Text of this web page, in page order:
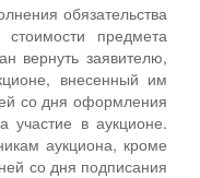
обязательства
предмета
вернуть заявителю,
внесенный им
со дня оформления
участие в аукционе.
аукциона, кроме
со дня подписания